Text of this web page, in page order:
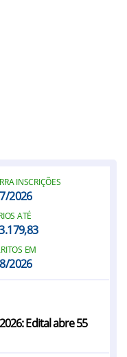
INSCRIÇÕES
2026
ATÉ
EM
2026
Edital abre 55